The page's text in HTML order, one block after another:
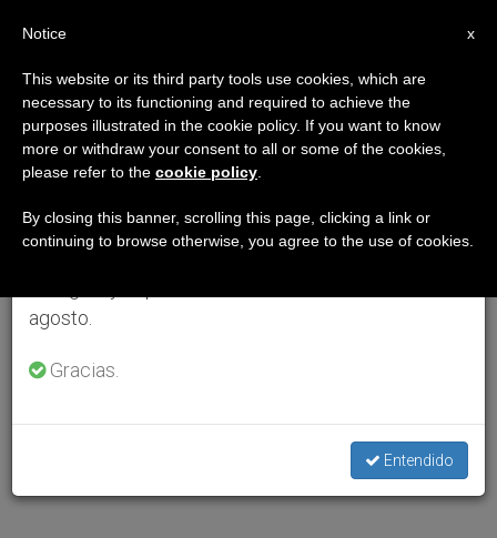
×
Aviso importante
Del 27 de julio al 7 de agosto haremos la pausa
anual, aprovechando que en el periodo de verano
se generan menos informaciones y también el
agosto.
Gracias.
Entendido
x
Notice
This website or its third party tools use cookies, which are
necessary to its functioning and required to achieve the
purposes illustrated in the cookie policy. If you want to know
more or withdraw your consent to all or some of the cookies,
please refer to the cookie policy
By closing this banner, scrolling this page, clicking a link or
continuing to browse otherwise, you agree to the use of cookies.